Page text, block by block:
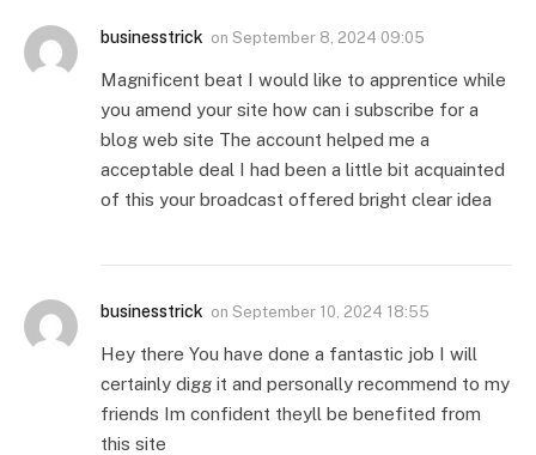
businesstrick on September 8, 2024 09:05
Magnificent beat I would like to apprentice while
you amend your site how can i subscribe for a
blog web site The account helped me a
acceptable deal I had been a little bit acquainted
of this your broadcast offered bright clear idea
businesstrick on September 10, 2024 18:55
Hey there You have done a fantastic job I will
certainly digg it and personally recommend to my
friends Im confident theyll be benefited from
this site